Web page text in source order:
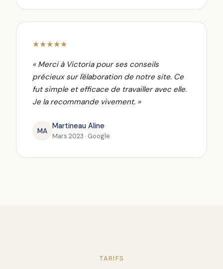
★★★★★
« Merci à Victoria pour ses conseils
précieux sur l'élaboration de notre site. Ce
fut simple et efficace de travailler avec elle.
Je la recommande vivement. »
MA
Martineau Aline
Mars 2023 · Google
TARIFS